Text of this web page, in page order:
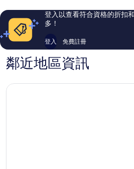
評
論
登入以查看符合資格的折扣
多！
登入 免費註冊
鄰近地區資訊